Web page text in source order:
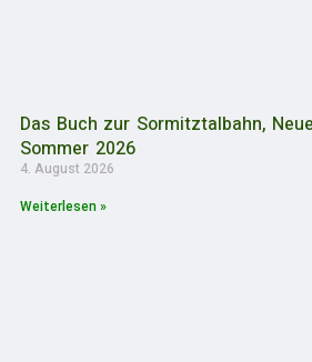
Das Buch zur Sormitztalbahn,
Sommer 2026
4. August 2026
Weiterlesen »